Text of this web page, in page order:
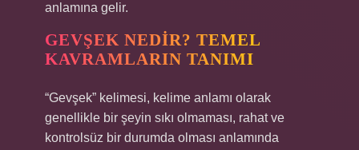
anlamına gelir.
GEVŞEK NEDIR? TEMEL
KAVRAMLARIN TANIMI
“Gevşek” kelimesi, kelime anlamı olarak
genellikle bir şeyin sıkı olmaması, rahat ve
kontrolsüz bir durumda olması anlamında